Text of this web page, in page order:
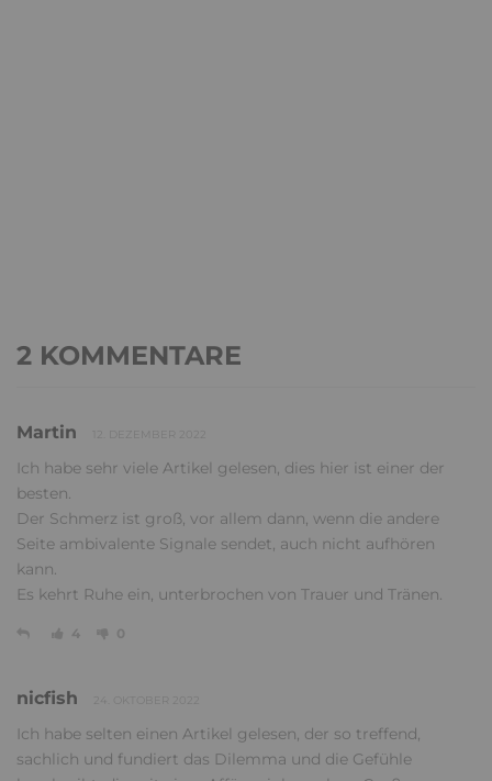
2 KOMMENTARE
Martin
Ich habe sehr viele Artikel gelesen, dies hier ist einer der
besten.
Der Schmerz ist groß, vor allem dann, wenn die andere
Seite ambivalente Signale sendet, auch nicht aufhören
kann.
Es kehrt Ruhe ein, unterbrochen von Trauer und Tränen.
4 0
nicfish
Ich habe selten einen Artikel gelesen, der so treffend,
sachlich und fundiert das Dilemma und die Gefühle